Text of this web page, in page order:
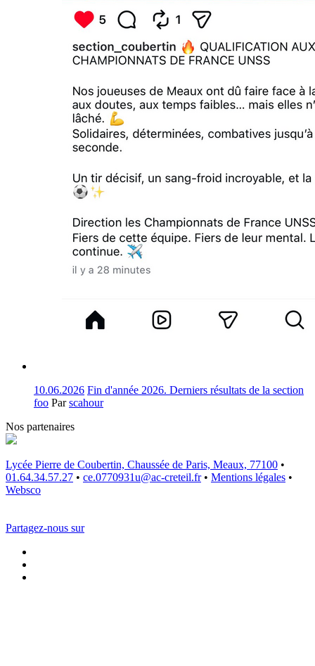
10.06.2026 Fin d'année 2026. Derniers résultats de la section
foo Parscahour
Nos partenaires
Lycée Pierre de Coubertin, Chaussée de Paris, Meaux, 77100 •
01.64.34.57.27 • ce.0770931u@ac-creteil.fr • Mentions légales •
Websco
Partagez-nous sur